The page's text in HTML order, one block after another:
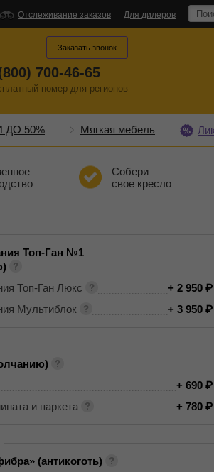
Отслеживание заказов Для дилеров
700-46-65
номер для регионов
Заказать звонок
ДО 50% Мягкая мебель
Собери
свое кресло
Топ-Ган №1
Топ-Ган Люкс
+ 2 950
Мультиблок
+ 3 950
+ 690
и паркета
+ 780
(антикоготь)